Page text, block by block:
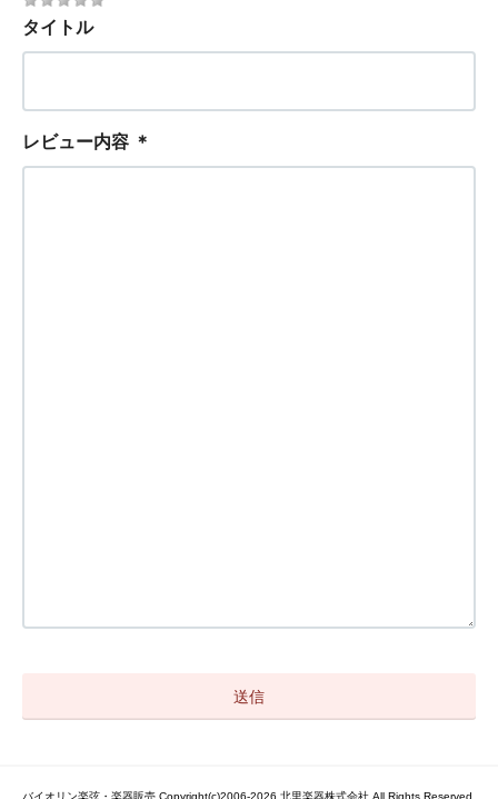
タイトル
レビュー内容 ＊
バイオリン楽弦・楽器販売 Copyright(c)2006-2026 北里楽器株式会社 All Rights Reserved.